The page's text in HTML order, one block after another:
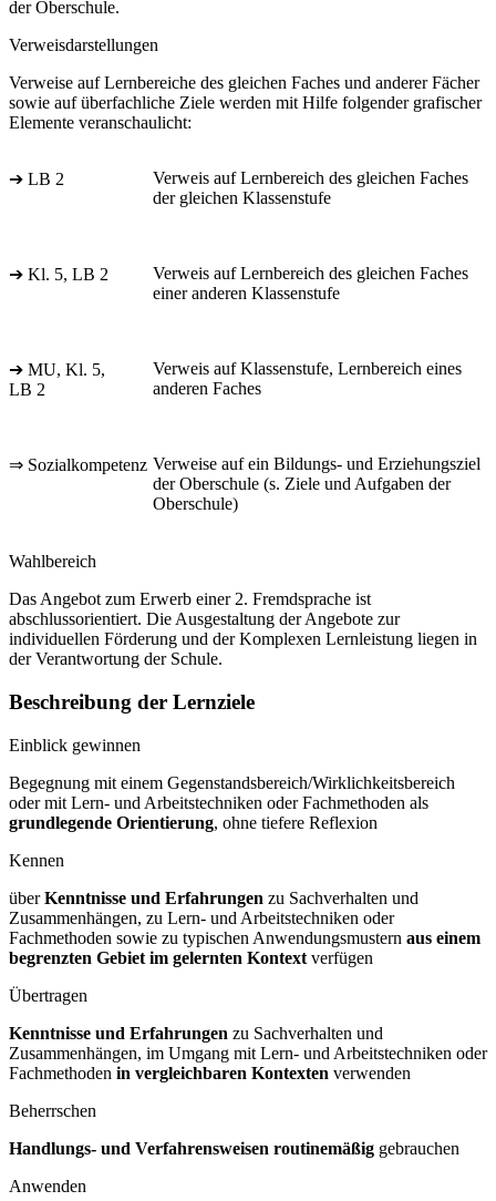
der Oberschule.
Verweisdarstellungen
Verweise auf Lernbereiche des gleichen Faches und anderer Fächer
sowie auf überfachliche Ziele werden mit Hilfe folgender grafischer
Elemente veranschaulicht:
➔ LB 2
Verweis auf Lernbereich des gleichen Faches
der gleichen Klassenstufe
➔ Kl. 5, LB 2
Verweis auf Lernbereich des gleichen Faches
einer anderen Klassenstufe
➔ MU, Kl. 5,
LB 2
Verweis auf Klassenstufe, Lernbereich eines
anderen Faches
⇒ Sozialkompetenz Verweise auf ein Bildungs- und Erziehungsziel
der Oberschule (s. Ziele und Aufgaben der
Oberschule)
Wahlbereich
Das Angebot zum Erwerb einer 2. Fremdsprache ist
abschlussorientiert. Die Ausgestaltung der Angebote zur
individuellen Förderung und der Komplexen Lernleistung liegen in
der Verantwortung der Schule.
Beschreibung der Lernziele
Einblick gewinnen
Begegnung mit einem Gegenstandsbereich/Wirklichkeitsbereich
oder mit Lern- und Arbeitstechniken oder Fachmethoden als
grundlegende Orientierung, ohne tiefere Reflexion
Kennen
überKenntnisse und Erfahrungen zu Sachverhalten und
Zusammenhängen, zu Lern- und Arbeitstechniken oder
Fachmethoden sowie zu typischen Anwendungsmustern aus einem
begrenzten Gebiet im gelernten Kontext verfügen
Übertragen
Kenntnisse und Erfahrungen zu Sachverhalten und
Zusammenhängen, im Umgang mit Lern- und Arbeitstechniken oder
Fachmethoden in vergleichbaren Kontexten verwenden
Beherrschen
Handlungs- und Verfahrensweisen routinemäßig gebrauchen
Anwenden